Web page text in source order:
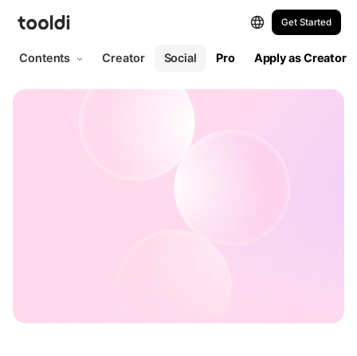
Get Started
Contents Creator Social Pro Apply as Creator